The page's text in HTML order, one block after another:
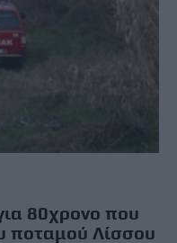
80χρονο που
ποταμού Λίσσου